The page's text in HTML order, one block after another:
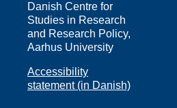
Danish Centre for
Studies in Research
and Research Policy,
Aarhus University
Accessibility
statement (in Danish)